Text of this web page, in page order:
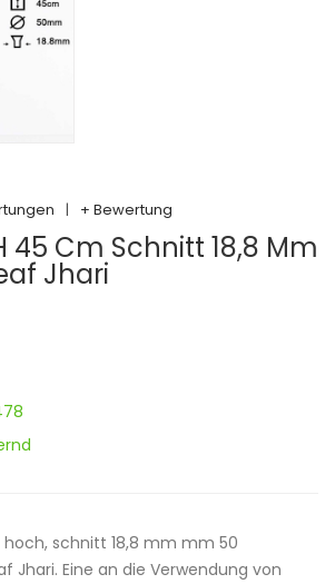
| + Bewertung
45 Cm Schnitt 18,8 Mm
Jhari
hoch, schnitt 18,8 mm mm 50
Jhari. Eine an die Verwendung von